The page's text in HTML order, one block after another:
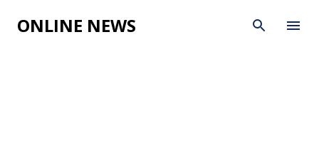
Skip to main content
ONLINE NEWS